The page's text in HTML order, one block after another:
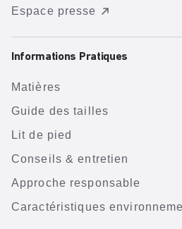
Espace presse
Informations Pratiques
Matières
Guide des tailles
Lit de pied
Conseils & entretien
Approche responsable
Caractéristiques